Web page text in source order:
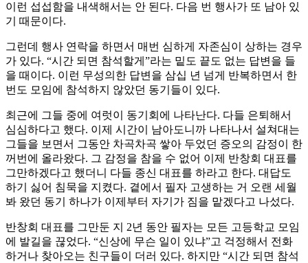
이런 섭섭함을 내색해서는 안 된다. 다음 번 행사가 또 남아 있
기 때문이다.
그런데 행사 연락을 하면서 매번 심하게 자존심이 상하는 경우
가 있다. “시간 되면 참석할게”라는 밑도 끝도 없는 답변을 들
을 때이다. 이런 무성의한 답변을 삼십 년 넘게 반복하면서 한
번도 모임에 참석하지 않았던 동기들이 있다.
최근에 그들 중에 여럿이 동기회에 나타난다. 다들 은퇴해서
심심하다고 했다. 이제 시간이 남아도니까 나타나서 설쳐대는
그들을 보면서 그동안 차곡차곡 쌓아 두었던 증오의 감정이 한
꺼번에 올라왔다. 그 감정을 참을 수 없어 이제 반창회 대표를
그만하겠다고 했더니 다들 종신 대표를 하라고 한다. 대답도
하기 싫어 침묵을 지켰다. 곁에서 필자 고생하는 거 오랜 세월
봐 왔던 동기 하나가 이제부터 자기가 짐을 맡겠다고 나섰다.
반창회 대표를 그만둔 지 2년 동안 필자는 모든 고등학교 모임
에 발길을 끊었다. “신상에 무슨 일이 있냐”고 걱정해서 전화
하거나 찾아오는 친구들이 더러 있다. 하지만 “시간 되면 참석